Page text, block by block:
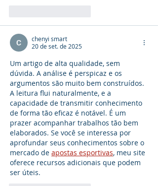
chenyi smart
20 de set. de 2025
Um artigo de alta qualidade, sem
dúvida. A análise é perspicaz e os
argumentos são muito bem construídos.
A leitura flui naturalmente, e a
capacidade de transmitir conhecimento
de forma tão eficaz é notável. É um
prazer acompanhar trabalhos tão bem
elaborados. Se você se interessa por
aprofundar seus conhecimentos sobre o
mercado de apostas esportivas, meu site
oferece recursos adicionais que podem
ser úteis.